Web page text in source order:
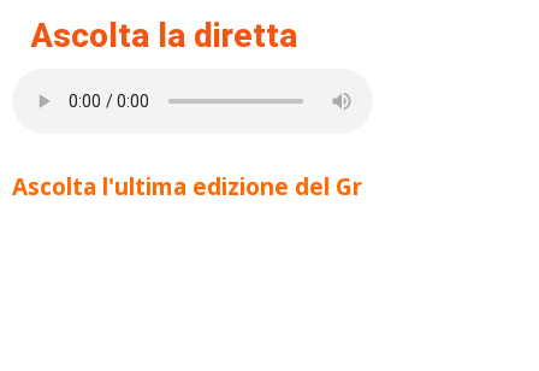
Ascolta la diretta
Ascolta l'ultima edizione del Gr